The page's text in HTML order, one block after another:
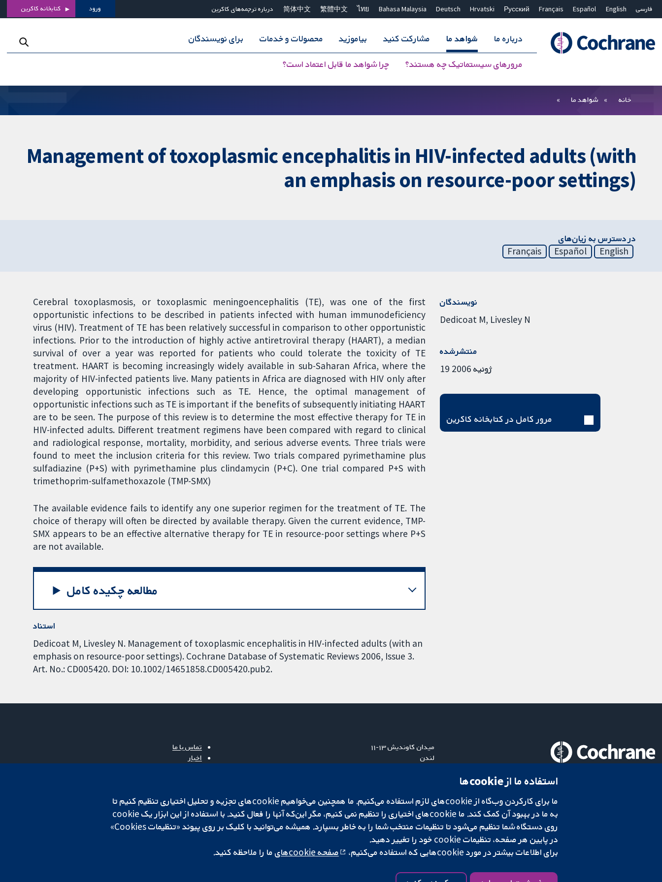
فارسی English
Español
Français
Русский
Hrvatski
Deutsch
Bahasa Malaysia
ไทย
繁體中文
简体中文 درباره ترجمه‌های کاکرین ورود کتابخانه کاکرین
درباره ما شواهد ما
مرورهای سیستماتیک چه هستند؟ چرا شواهد ما قابل اعتماد است؟
مشارکت کنید بیاموزید محصولات و خدمات برای نویسندگان
بستن جستجو ✖
خانه شواهد ما
Management of toxoplasmic encephalitis in HIV-infected adults (with
an emphasis on resource-poor settings)
در دسترس به زیان‌های
English
Español
Français
Cerebral toxoplasmosis, or toxoplasmic meningoencephalitis (TE), was one of the first
opportunistic infections to be described in patients infected with human immunodeficiency
virus (HIV). Treatment of TE has been relatively successful in comparison to other opportunistic
infections. Prior to the introduction of highly active antiretroviral therapy (HAART), a median
survival of over a year was reported for patients who could tolerate the toxicity of TE
treatment. HAART is becoming increasingly widely available in sub-Saharan Africa, where the
majority of HIV-infected patients live. Many patients in Africa are diagnosed with HIV only after
developing opportunistic infections such as TE. Hence, the optimal management of
opportunistic infections such as TE is important if the benefits of subsequently initiating HAART
are to be seen. The purpose of this review is to determine the most effective therapy for TE in
HIV-infected adults. Different treatment regimens have been compared with regard to clinical
and radiological response, mortality, morbidity, and serious adverse events. Three trials were
found to meet the inclusion criteria for this review. Two trials compared pyrimethamine plus
sulfadiazine (P+S) with pyrimethamine plus clindamycin (P+C). One trial compared P+S with
trimethoprim-sulfamethoxazole (TMP-SMX)
The available evidence fails to identify any one superior regimen for the treatment of TE. The
choice of therapy will often be directed by available therapy. Given the current evidence, TMP-
SMX appears to be an effective alternative therapy for TE in resource-poor settings where P+S
are not available.
مطالعه چکیده کامل
استناد
Dedicoat M, Livesley N. Management of toxoplasmic encephalitis in HIV-infected adults (with an
emphasis on resource-poor settings). Cochrane Database of Systematic Reviews 2006, Issue 3.
Art. No.: CD005420. DOI: 10.1002/14651858.CD005420.pub2.
نویسندگان
Dedicoat M Livesley N
منتشرشده
19 ژوئیه 2006
مرور کامل در کتابخانه کاکرین
میدان کاوندیش ۱۳-۱۱
لندن
تماس با ما
اخبار
Cochrane Library
شبکه همکاری کاکرین، یک مؤسسه خیریه (شماره 1045921) و یک شرکت با مسئولیت محدود به‌صورت ضمانت (شماره 03044323) ثبت‌شده در انگلستان و ولز است. شماره ثبت مالیات بر ارزش افزوده: GB 718 2127 49.
کپی‌رایت © ۲۰۲۵ همکاری کاکرین سلب مسئولیت حریم خصوصی| سیاست کوکی‌ها تنظیمات کوکی
استفاده ما از cookie‌ها
ما برای کارکردن وب‌گاه از cookie‌های لازم استفاده می‌کنیم. ما همچنین می‌خواهیم cookie‌های تجزیه و تحلیل اختیاری تنظیم کنیم تا
روی دستگاه شما تنظیم می‌شود تا تنظیمات منتخب شما را به خاطر بسپارد. همیشه می‌توانید با کلیک بر روی پیوند «تنظیمات Cookies»
در پایین هر صفحه، تنظیمات cookie‌ خود را تغییر دهید.
برای اطلاعات بیشتر در مورد cookie‌هایی که استفاده می‌کنیم،
صفحه cookie‌های ما را ملاحظه کنید.